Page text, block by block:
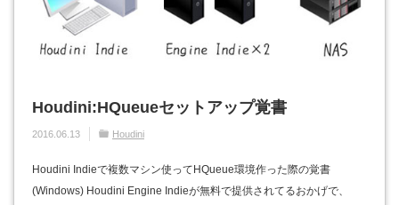
Houdini:HQueueセットアップ覚書
2016.06.13 Houdini
Houdini Indieで複数マシン使ってHQueue環境作った際の覚書
(Windows) Houdini Engine Indieが無料で提供されてるおかげで、